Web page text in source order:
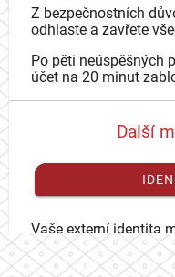
Z bezpečnostních
odhlaste a zavřete
Po pěti neúspěšných
účet na 20 minut
Další
Vaše externí identita
se mohli přihlásit ke